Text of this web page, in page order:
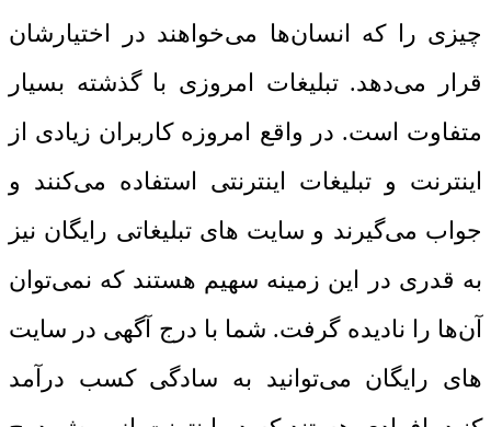
چیزی را که انسان‌ها می‌خواهند در اختیارشان
قرار می‌دهد. تبلیغات امروزی با گذشته بسیار
متفاوت است. در واقع امروزه کاربران زیادی از
اینترنت و تبلیغات اینترنتی استفاده می‌کنند و
جواب می‌گیرند و سایت‌ های تبلیغاتی رایگان نیز
به قدری در این زمینه سهیم هستند که نمی‌توان
آن‌ها را نادیده گرفت. شما با درج آگهی در سایت‌
های رایگان می‌توانید به سادگی کسب درآمد